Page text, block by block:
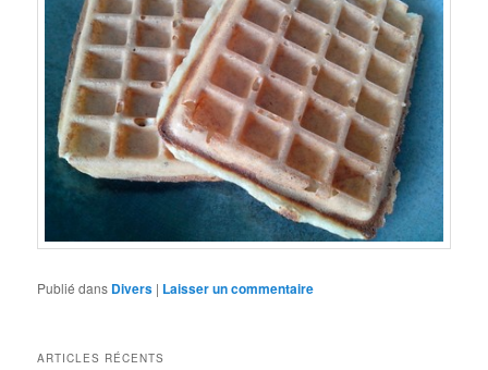
Publié dans Divers | Laisser un commentaire
ARTICLES RÉCENTS